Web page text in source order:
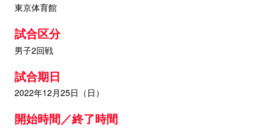
東京体育館
試合区分
男子2回戦
試合期日
2022年12月25日（日）
開始時間／終了時間